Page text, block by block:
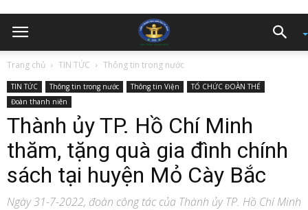
Trang chủ TIN TỨC Thông tin trong nước
TIN TỨC Thông tin trong nước Thông tin Viện
TỔ CHỨC ĐOÀN THỂ
Đoàn thanh niên
Thành ủy TP. Hồ Chí Minh
thăm, tặng quà gia đình chính
sách tại huyện Mỏ Cày Bắc
Ngày 31-7-2022, đoàn công tác của Thành ủy TP. Hồ Chí Minh